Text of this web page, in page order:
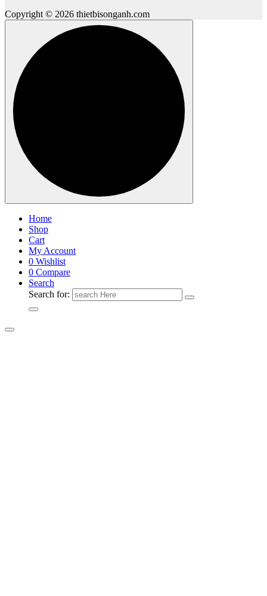
Copyright © 2026 thietbisonganh.com
Home
Shop
Cart
My Account
0 Wishlist
0 Compare
Search
Search for: